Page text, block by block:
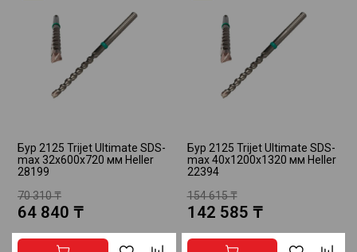
Бур 2125 Trijet Ultimate SDS-
max 32x600x720 мм Heller
28199
70 310 ₸
64 840 ₸
Бур 2125 Trijet Ultimate SDS-
max 40x1200x1320 мм Heller
22394
154 615 ₸
142 585 ₸